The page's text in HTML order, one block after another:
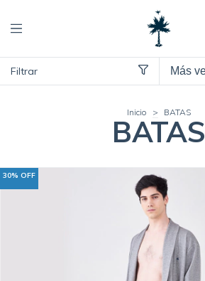
Filtrar
Inicio > BATAS
BATAS
30% OFF